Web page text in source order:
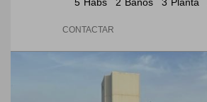
5 Habs 2 Baños 3 Planta
CONTACTAR